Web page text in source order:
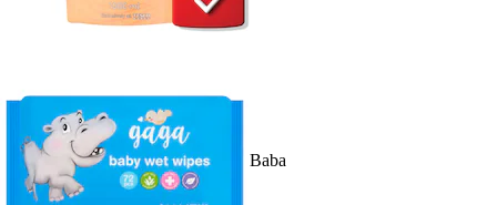
Baba